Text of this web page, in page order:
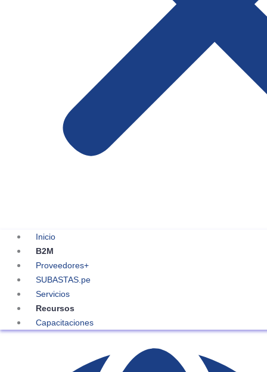
Inicio
B2M
Proveedores+
SUBASTAS.pe
Servicios
Recursos
Capacitaciones